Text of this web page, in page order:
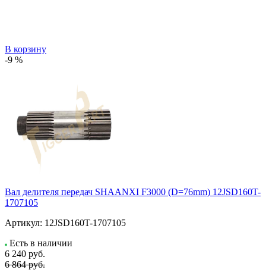
В корзину
-9 %
Вал делителя передач SHAANXI F3000 (D=76mm) 12JSD160T-
1707105
Артикул: 12JSD160T-1707105
Есть в наличии
6 240 руб.
6 864 руб.